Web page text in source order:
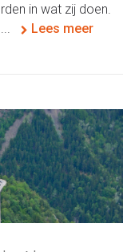
in wat zij doen.
Lees meer